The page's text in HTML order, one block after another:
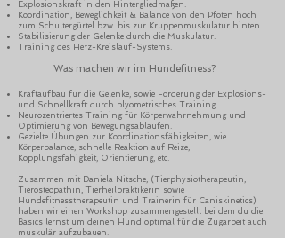
Explosionskraft in den Hintergliedmaßen.
Koordination, Beweglichkeit & Balance von den Pfoten hoch
zum Schultergürtel bzw. bis zur Kruppenmuskulatur hinten.
Stabilisierung der Gelenke durch die Muskulatur.
Training des Herz-Kreislauf-Systems.
Was machen wir im Hundefitness?
Kraftaufbau für die Gelenke, sowie Förderung der Explosions-
und Schnellkraft durch plyometrisches Training.
Neurozentriertes Training für Körperwahrnehmung und
Optimierung von Bewegungsabläufen.
Gezielte Übungen zur Koordinationsfähigkeiten, wie
Körperbalance, schnelle Reaktion auf Reize,
Kopplungsfähigkeit, Orientierung, etc.​
Zusammen mit Daniela Nitsche, (Tierphysiotherapeutin,
Tierosteopathin, Tierheilpraktikerin sowie
Hundefitnesstherapeutin und Trainerin für Caniskinetics)
haben wir einen Workshop zusammengestellt bei dem du die
Basics lernst um deinen Hund optimal für die Zugarbeit auch
muskulär aufzubauen.